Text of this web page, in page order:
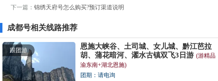
下一篇：锦绣天府号怎么购买?预订渠道说明
成都号相关线路推荐
跟团游
恩施大峡谷、土司城、女儿城、黔江芭拉
胡、蒲花暗河、濯水古镇双飞3日游 (游精品
渝东南+湖北恩施)
团期：请电询